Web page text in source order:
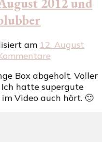
am 12. August
Lieblinge
Box
August
Box abgeholt. Voller
Ich hatte supergute
Video auch hört. 🙂